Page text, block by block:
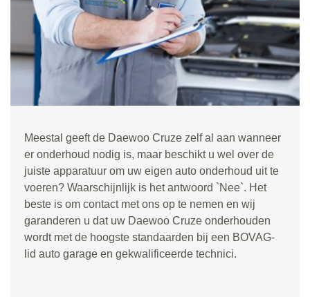
Meestal geeft de Daewoo Cruze zelf al aan wanneer
er onderhoud nodig is, maar beschikt u wel over de
juiste apparatuur om uw eigen auto onderhoud uit te
voeren? Waarschijnlijk is het antwoord `Nee`. Het
beste is om contact met ons op te nemen en wij
garanderen u dat uw Daewoo Cruze onderhouden
wordt met de hoogste standaarden bij een BOVAG-
lid auto garage en gekwalificeerde technici.